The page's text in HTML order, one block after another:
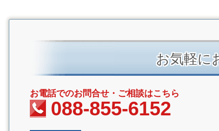
お気軽に
お電話でのお問合せ・ご相談はこちら
088-855-6152